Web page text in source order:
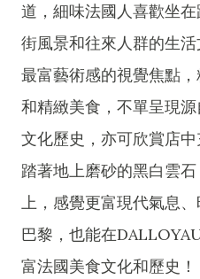
道，細味法國人喜歡坐
街風景和往來人群的生
最富藝術感的視覺焦點
和精緻美食，不單呈現
文化歷史，亦可欣賞店中
踏著地上磨砂的黑白雲
上，感覺更富現代氣息
巴黎，也能在
富法國美食文化和歷史！